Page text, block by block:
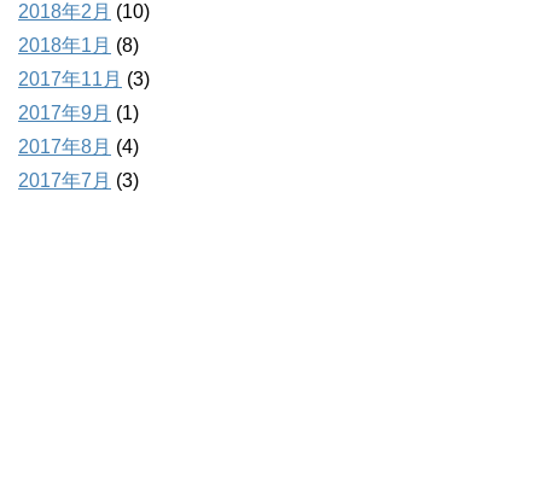
2018年2月 (10)
2018年1月 (8)
2017年11月 (3)
2017年9月 (1)
2017年8月 (4)
2017年7月 (3)